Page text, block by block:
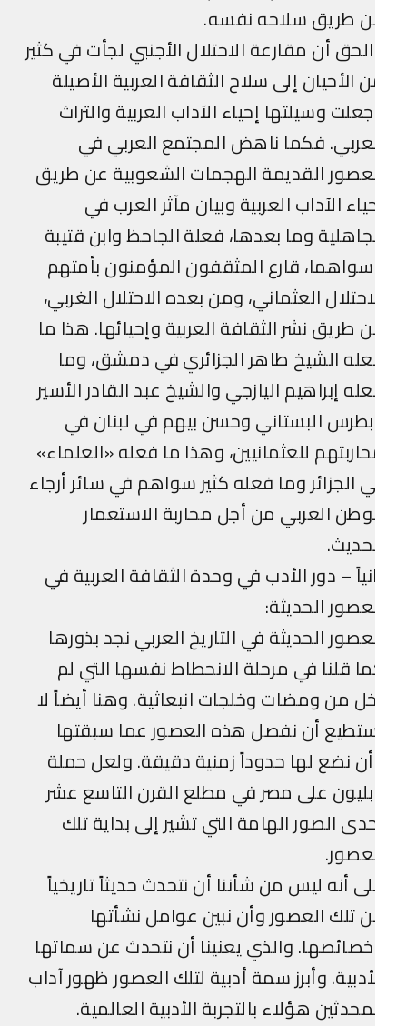
طريق سلاحه نفسه.
أن مقارعة الاحتلال الأجنبي لجأت في كثير
الأحيان إلى سلاح الثقافة العربية الأصيلة
وسيلتها إحياء الآداب العربية والتراث
فكما ناهض المجتمع العربي في
القديمة الهجمات الشعوبية عن طريق
الآداب العربية وبيان مآثر العرب في
وما بعدها، فعلة الجاحظ وابن قتيبة
قارع المثقفون المؤمنون بأمتهم
العثماني، ومن بعده الاحتلال الغربي،
طريق نشر الثقافة العربية وإحيائها. هذا ما
الشيخ طاهر الجزائري في دمشق، وما
إبراهيم اليازجي والشيخ عبد القادر الأسير
البستاني وحسن بيهم في لبنان في
للعثمانيين، وهذا ما فعله «العلماء»
الجزائر وما فعله كثير سواهم في سائر أرجاء
العربي من أجل محاربة الاستعمار
– دور الأدب في وحدة الثقافة العربية في
الحديثة:
الحديثة في التاريخ العربي نجد بذورها
قلنا في مرحلة الانحطاط نفسها التي لم
من ومضات وخلجات انبعاثية. وهنا أيضاً لا
أن نفصل هذه العصور عما سبقتها
نضع لها حدوداً زمنية دقيقة. ولعل حملة
على مصر في مطلع القرن التاسع عشر
الصور الهامة التي تشير إلى بداية تلك
أنه ليس من شأننا أن نتحدث حديثاً تاريخياً
تلك العصور وأن نبين عوامل نشأتها
والذي يعنينا أن نتحدث عن سماتها
وأبرز سمة أدبية لتلك العصور ظهور آداب
هؤلاء بالتجربة الأدبية العالمية.